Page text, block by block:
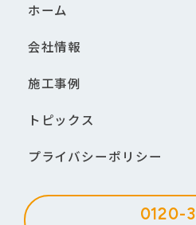
ホーム
会社情報
施工事例
トピックス
プライバシーポリシー
0120-